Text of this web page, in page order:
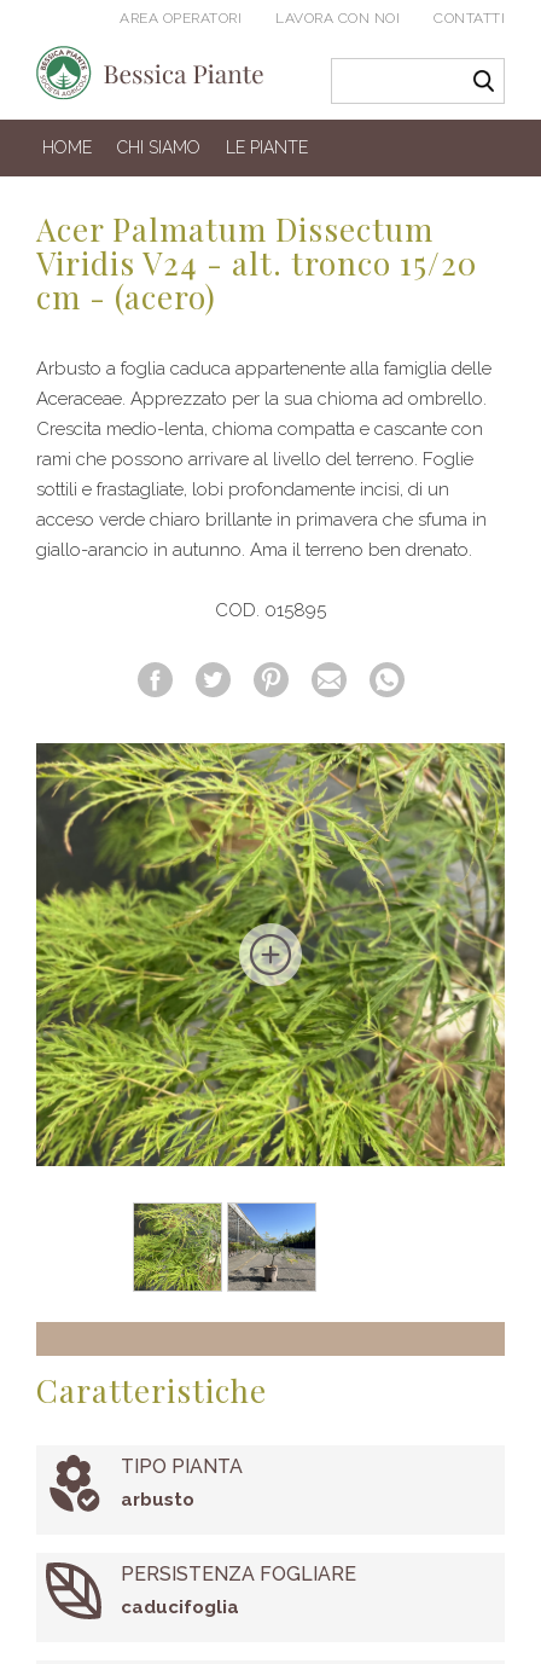
AREA OPERATORI LAVORA CON NOI CONTATTI
HOME CHI SIAMO LE PIANTE
Acer Palmatum Dissectum
Viridis V24 - alt. tronco 15/20
cm - (acero)
Arbusto a foglia caduca appartenente alla famiglia delle
Aceraceae. Apprezzato per la sua chioma ad ombrello.
Crescita medio-lenta, chioma compatta e cascante con
rami che possono arrivare al livello del terreno. Foglie
sottili e frastagliate, lobi profondamente incisi, di un
acceso verde chiaro brillante in primavera che sfuma in
giallo-arancio in autunno. Ama il terreno ben drenato.
COD. 015895
Caratteristiche
TIPO PIANTA
arbusto
PERSISTENZA FOGLIARE
caducifoglia